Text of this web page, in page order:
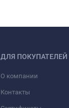
ДЛЯ ПОКУПАТЕЛЕЙ
О компании
Контакты